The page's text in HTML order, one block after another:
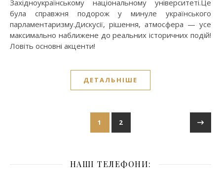
Західноукраїнському національному університеті.Це
була справжня подорож у минуле українського
парламентаризму.Дискусії, рішення, атмосфера — усе
максимально наближене до реальних історичних подій!
Ловіть основні акценти!
ДЕТАЛЬНІШЕ
1 2
НАШІ ТЕЛЕФОНИ: